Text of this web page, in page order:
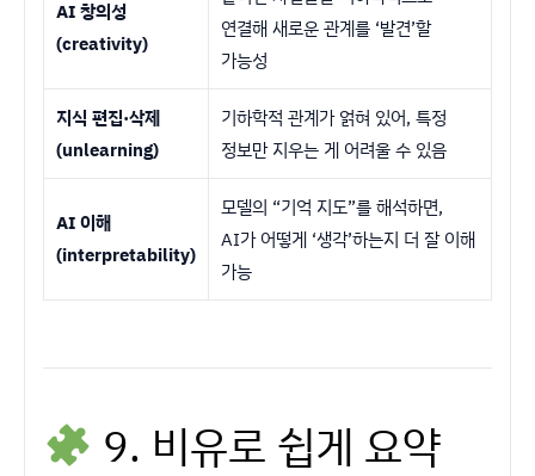
AI 창의성
(creativity)
연결해 새로운 관계를 ‘발견’할
가능성
지식 편집·삭제
(unlearning)
기하학적 관계가 얽혀 있어, 특정
정보만 지우는 게 어려울 수 있음
AI 이해
(interpretability)
모델의 “기억 지도”를 해석하면,
AI가 어떻게 ‘생각’하는지 더 잘 이해
가능
9. 비유로 쉽게 요약